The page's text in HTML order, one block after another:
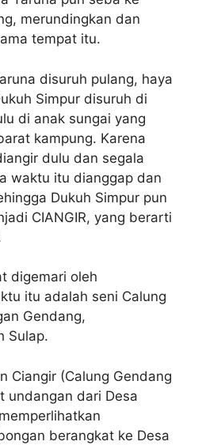
merundingkan dan
tempat itu.
disuruh pulang, haya
Simpur disuruh di
di anak sungai yang
kampung. Karena
dulu dan segala
waktu itu dianggap dan
Dukuh Simpur pun
CIANGIR, yang berarti
digemari oleh
itu adalah seni Calung
Gendang,
Sulap.
Ciangir (Calung Gendang
undangan dari Desa
berangkat ke Desa